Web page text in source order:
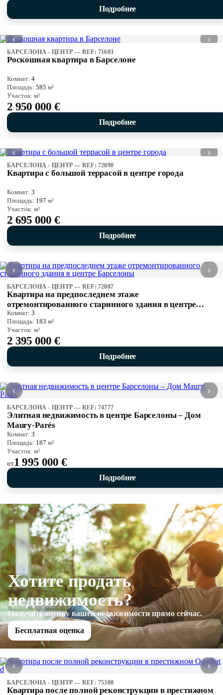
Подробнее
‹ ›
БАРСЕЛОНА - ЦЕНТР — REF: 71603
Роскошная квартира в Барселоне
Комнат: 4
Площадь: 585 м²
Участок: м²
2 950 000 €
Подробнее
‹ ›
БАРСЕЛОНА - ЦЕНТР — REF: 72090
Квартира с большой террасой в центре города
Комнат: 3
Площадь: 197 м²
Участок: м²
2 695 000 €
Подробнее
‹ ›
БАРСЕЛОНА - ЦЕНТР — REF: 72087
Квартира на предпоследнем этаже
отремонтированного старинного здания в центре
Барселоны
Комнат: 3
Площадь: 183 м²
Участок: м²
2 395 000 €
Подробнее
‹ ›
БАРСЕЛОНА - ЦЕНТР — REF: 74777
Элитная недвижимость в центре Барселоны – Дом
Maury-Parés
Комнат: 3
Площадь: 187 м²
Участок: м²
от1 995 000 €
Подробнее
Хотите продать
недвижимость?
Получите оценку вашей недвижимости прямо сейчас.
Бесплатная оценка
‹ ›
БАРСЕЛОНА - ЦЕНТР — REF: 75308
Квартира после полной реконструкции в престижном